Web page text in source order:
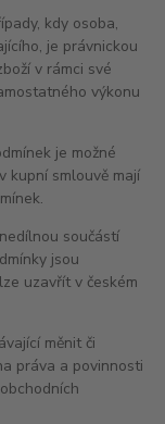
kdy osoba,
je právnickou
v rámci své
výkonu
je možné
kupní smlouvě mají
součástí
jsou
uzavřít v českém
měnit či
práva a povinnosti